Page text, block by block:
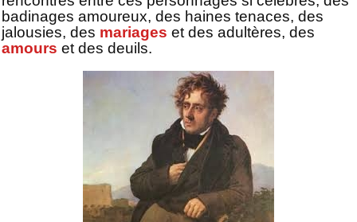
badinages amoureux, des haines tenaces, des
jalousies, des mariages et des adultères, des
amours et des deuils.